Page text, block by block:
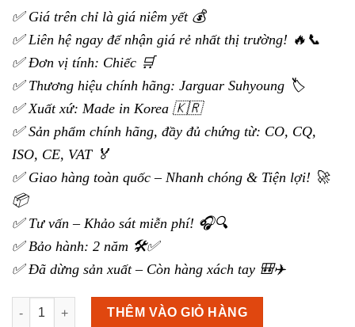
✅ Giá trên chỉ là giá niêm yết 💰
✅ Liên hệ ngay để nhận giá rẻ nhất thị trường! 🔥📞
✅ Đơn vị tính: Chiếc 🛒
✅ Thương hiệu chính hãng: Jarguar Suhyoung 🏷️
✅ Xuất xứ: Made in Korea 🇰🇷
✅ Sản phẩm chính hãng, đầy đủ chứng từ: CO, CQ,
ISO, CE, VAT 🏅
✅ Giao hàng toàn quốc – Nhanh chóng & Tiện lợi! 🚀
📦
✅ Tư vấn – Khảo sát miễn phí! 🎧🔍
✅ Bảo hành: 2 năm 🛠️✅
✅ Đã dừng sản xuất – Còn hàng xách tay 🎒✈️
Amply karaoke Jarguar Suhyoung 203 gold limited số lượng
THÊM VÀO GIỎ HÀNG